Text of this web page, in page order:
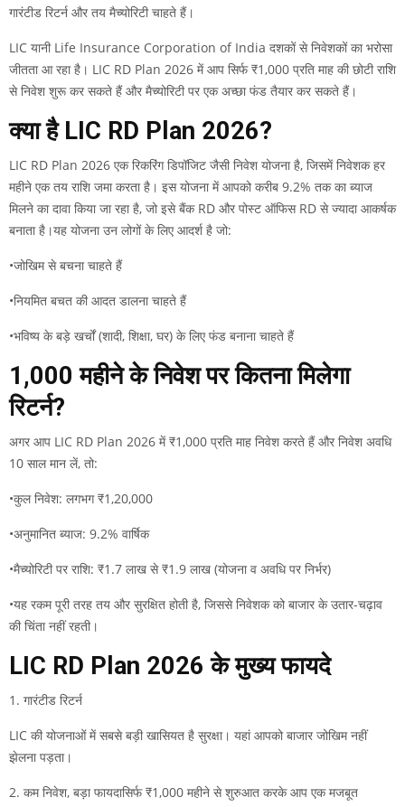
गारंटीड रिटर्न और तय मैच्योरिटी चाहते हैं।
LIC यानी Life Insurance Corporation of India दशकों से निवेशकों का भरोसा
जीतता आ रहा है। LIC RD Plan 2026 में आप सिर्फ ₹1,000 प्रति माह की छोटी राशि
से निवेश शुरू कर सकते हैं और मैच्योरिटी पर एक अच्छा फंड तैयार कर सकते हैं।
क्या है LIC RD Plan 2026?
LIC RD Plan 2026 एक रिकरिंग डिपॉजिट जैसी निवेश योजना है, जिसमें निवेशक हर
महीने एक तय राशि जमा करता है। इस योजना में आपको करीब 9.2% तक का ब्याज
मिलने का दावा किया जा रहा है, जो इसे बैंक RD और पोस्ट ऑफिस RD से ज्यादा आकर्षक
बनाता है।यह योजना उन लोगों के लिए आदर्श है जो:
•जोखिम से बचना चाहते हैं
•नियमित बचत की आदत डालना चाहते हैं
•भविष्य के बड़े खर्चों (शादी, शिक्षा, घर) के लिए फंड बनाना चाहते हैं
₹1,000 महीने के निवेश पर कितना मिलेगा
रिटर्न?
अगर आप LIC RD Plan 2026 में ₹1,000 प्रति माह निवेश करते हैं और निवेश अवधि
10 साल मान लें, तो:
•कुल निवेश: लगभग ₹1,20,000
•अनुमानित ब्याज: 9.2% वार्षिक
•मैच्योरिटी पर राशि: ₹1.7 लाख से ₹1.9 लाख (योजना व अवधि पर निर्भर)
•यह रकम पूरी तरह तय और सुरक्षित होती है, जिससे निवेशक को बाजार के उतार-चढ़ाव
की चिंता नहीं रहती।
LIC RD Plan 2026 के मुख्य फायदे
1. गारंटीड रिटर्न
LIC की योजनाओं में सबसे बड़ी खासियत है सुरक्षा। यहां आपको बाजार जोखिम नहीं
झेलना पड़ता।
2. कम निवेश, बड़ा फायदासिर्फ ₹1,000 महीने से शुरुआत करके आप एक मजबूत